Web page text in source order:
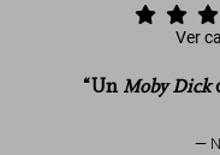
Ver
“Un Moby Dick